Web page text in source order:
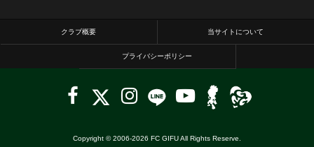
クラブ概要 当サイトについて
プライバシーポリシー
Copyright © 2006-2026 FC GIFU All Rights Reserve.